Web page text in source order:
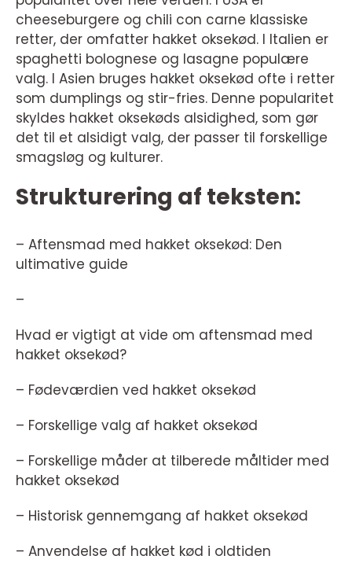
cheeseburgere og chili con carne klassiske
retter, der omfatter hakket oksekød. I Italien er
spaghetti bolognese og lasagne populære
valg. I Asien bruges hakket oksekød ofte i retter
som dumplings og stir-fries. Denne popularitet
skyldes hakket oksekøds alsidighed, som gør
det til et alsidigt valg, der passer til forskellige
smagsløg og kulturer.
Strukturering af teksten:
– Aftensmad med hakket oksekød: Den
ultimative guide
–
Hvad er vigtigt at vide om aftensmad med
hakket oksekød?
– Fødeværdien ved hakket oksekød
– Forskellige valg af hakket oksekød
– Forskellige måder at tilberede måltider med
hakket oksekød
– Historisk gennemgang af hakket oksekød
– Anvendelse af hakket kød i oldtiden